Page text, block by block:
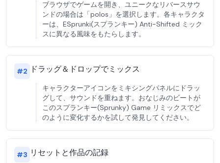
ブラウザでゲームを開き、ユニークなリバースサウ
ンドの場合は「polos」を選択します。各キャラクタ
ーは、ESprunki(スプランキー) Anti-Shifted ミック
スに異なる風味をもたらします。
#2 ドラッグ＆ドロップでミックス
キャラクターアイコンをミキシングパネルにドラッ
グして、サウンドを重ねます。おなじみのビートが
このスプランキー(Sprunky) Game リミックスでど
のように変化するかを試して発見してください。
#3 リセットと作品の記録